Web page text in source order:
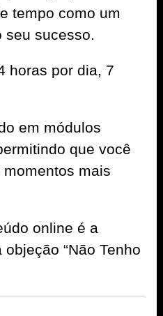
tempo como um
sucesso.
horas por dia, 7
em módulos
que você
mais
online é a
“Não Tenho